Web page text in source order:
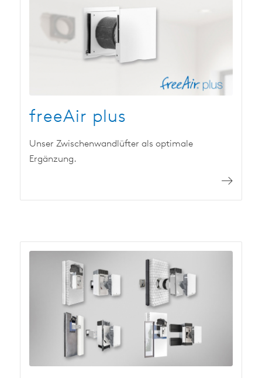
freeAir plus
Unser Zwischenwandlüfter als optimale
Ergänzung.